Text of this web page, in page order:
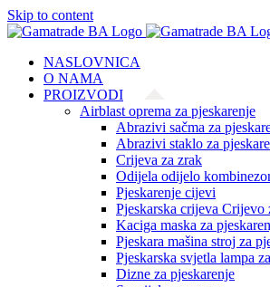
Skip to content
NASLOVNICA
O NAMA
PROIZVODI
Airblast oprema za pjeskarenje
Abrazivi sačma za
Abrazivi staklo za
Crijeva za zrak
Odijela odijelo
Pjeskarenje cijevi
Pjeskarska crijeva Crijevo
Kaciga maska za
Pjeskara mašina stroj za
Pjeskarska svjetla lampa
Dizne za pjeskarenje